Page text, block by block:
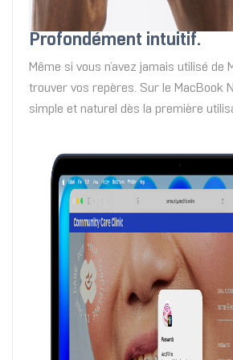
Profondément intuitif.
Même si vous n’avez jamais utilisé de
trouver vos repères. Sur le MacBook
simple et naturel dès la première